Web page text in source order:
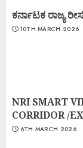
ಕರ್ನಾಟಕ ರಾಜ್ಯ
10TH MARCH 2026
NRI SMART
CORRIDOR /
6TH MARCH 2026